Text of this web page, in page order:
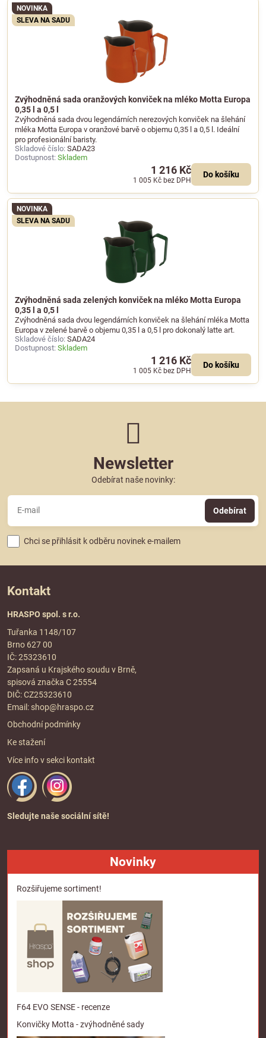
Zvýhodněná sada oranžových konviček na mléko Motta Europa
0,35 l a 0,5 l
NOVINKA
SLEVA NA SADU
Zvýhodněná sada dvou legendárních nerezových konviček na šlehání
mléka Motta Europa v oranžové barvě o objemu 0,35 l a 0,5 l. Ideální
pro profesionální baristy.
Skladové číslo: SADA23
Dostupnost: Skladem
1 216 Kč
1 005 Kč bez DPH
Do košíku
Zvýhodněná sada zelených konviček na mléko Motta Europa
0,35 l a 0,5 l
NOVINKA
SLEVA NA SADU
Zvýhodněná sada dvou legendárních konviček na šlehání mléka Motta
Europa v zelené barvě o objemu 0,35 l a 0,5 l pro dokonalý latte art.
Skladové číslo: SADA24
Dostupnost: Skladem
1 216 Kč
1 005 Kč bez DPH
Do košíku
Newsletter
Odebírat naše novinky:
Odebírat
Chci se přihlásit k odběru novinek e-mailem
Kontakt
HRASPO spol. s r.o.
Tuřanka 1148/107
Brno 627 00
IČ: 25323610
Zapsaná u Krajského soudu v Brně,
spisová značka C 25554
DIČ: CZ25323610
Email: shop@hraspo.cz
Obchodní podmínky
Ke stažení
Více info v sekci kontakt
Sledujte naše sociální sítě!
Novinky
Rozšiřujeme sortiment!
F64 EVO SENSE - recenze
Konvičky Motta - zvýhodněné sady